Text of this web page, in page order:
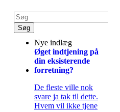
Nye indlæg
Øget indtjening på
din eksisterende
forretning?
De fleste ville nok
svare ja tak til dette.
Hvem vil ikke tjene